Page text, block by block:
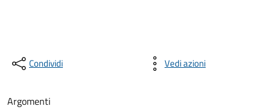
Condividi Vedi azioni
Argomenti